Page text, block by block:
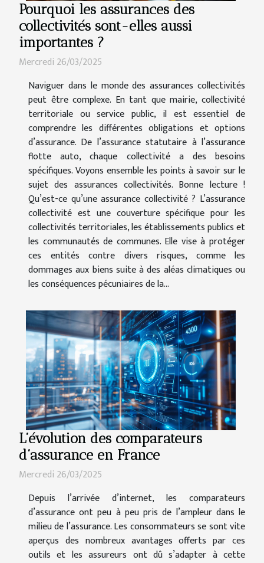
Pourquoi les assurances des
collectivités sont-elles aussi
importantes ?
Mercredi 26/03/2025
Naviguer dans le monde des assurances collectivités
peut être complexe. En tant que mairie, collectivité
territoriale ou service public, il est essentiel de
comprendre les différentes obligations et options
d’assurance. De l’assurance statutaire à l’assurance
flotte auto, chaque collectivité a des besoins
spécifiques. Voyons ensemble les points à savoir sur le
sujet des assurances collectivités. Bonne lecture !
Qu’est-ce qu’une assurance collectivité ? L’assurance
collectivité est une couverture spécifique pour les
collectivités territoriales, les établissements publics et
les communautés de communes. Elle vise à protéger
ces entités contre divers risques, comme les
dommages aux biens suite à des aléas climatiques ou
les conséquences pécuniaires de la...
L’évolution des comparateurs
d’assurance en France
Mercredi 26/03/2025
Depuis l’arrivée d’internet, les comparateurs
d’assurance ont peu à peu pris de l’ampleur dans le
milieu de l’assurance. Les consommateurs se sont vite
aperçus des nombreux avantages offerts par ces
outils et les assureurs ont dû s’adapter à cette